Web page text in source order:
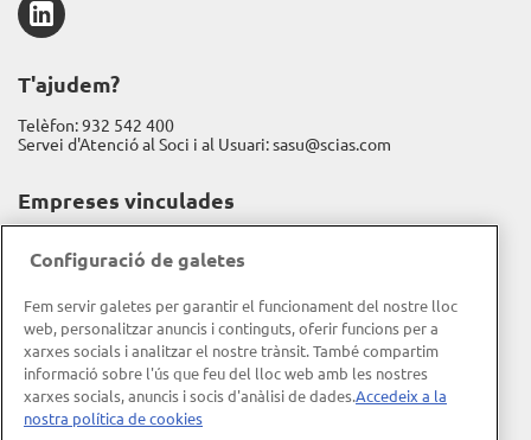
T'ajudem?
Telèfon:932 542 400
Servei d'Atenció al Soci i al Usuari:sasu@scias.com
Empreses vinculades
Gravida
Informació corporativa
Memòria d'activitat
Configuració de galetes
Fem servir galetes per garantir el funcionament del nostre lloc
web, personalitzar anuncis i continguts, oferir funcions per a
xarxes socials i analitzar el nostre trànsit. També compartim
informació sobre l'ús que feu del lloc web amb les nostres
xarxes socials, anuncis i socis d'anàlisi de dades.Accedeix a la
nostra política de cookies